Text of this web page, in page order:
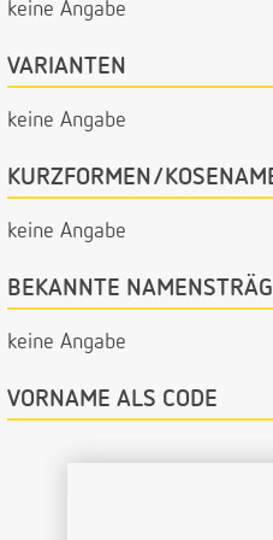
keine Angabe
VARIANTEN
keine Angabe
KURZFORMEN/
keine Angabe
BEKANNTE
keine Angabe
VORNAME ALS CODE